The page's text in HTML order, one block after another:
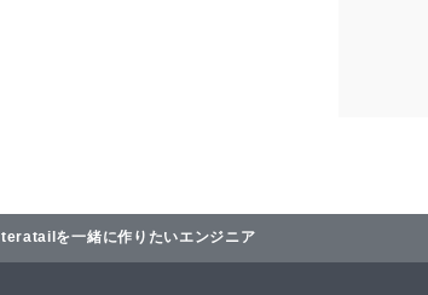
teratailを一緒に作りたいエンジニア